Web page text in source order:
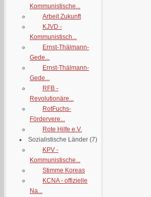
Kommunistische...
Arbeit Zukunft
KJVD -
Kommunistisch...
Ernst-Thälmann-
Gede...
Ernst-Thälmann-
Gede...
RFB -
Revolutionäre...
RotFuchs-
Fördervere...
Rote Hilfe e.V.
Sozialistische Länder (7)
KPV -
Kommunistische...
Stimme Koreas
KCNA - offizielle
Na...